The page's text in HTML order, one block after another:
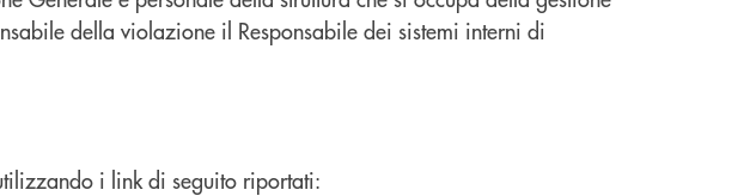
della violazione il Responsabile dei sistemi interni di
i link di seguito riportati: